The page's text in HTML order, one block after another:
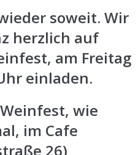
soweit. Wir
herzlich auf
am Freitag
einladen.
wie
im Cafe
26)